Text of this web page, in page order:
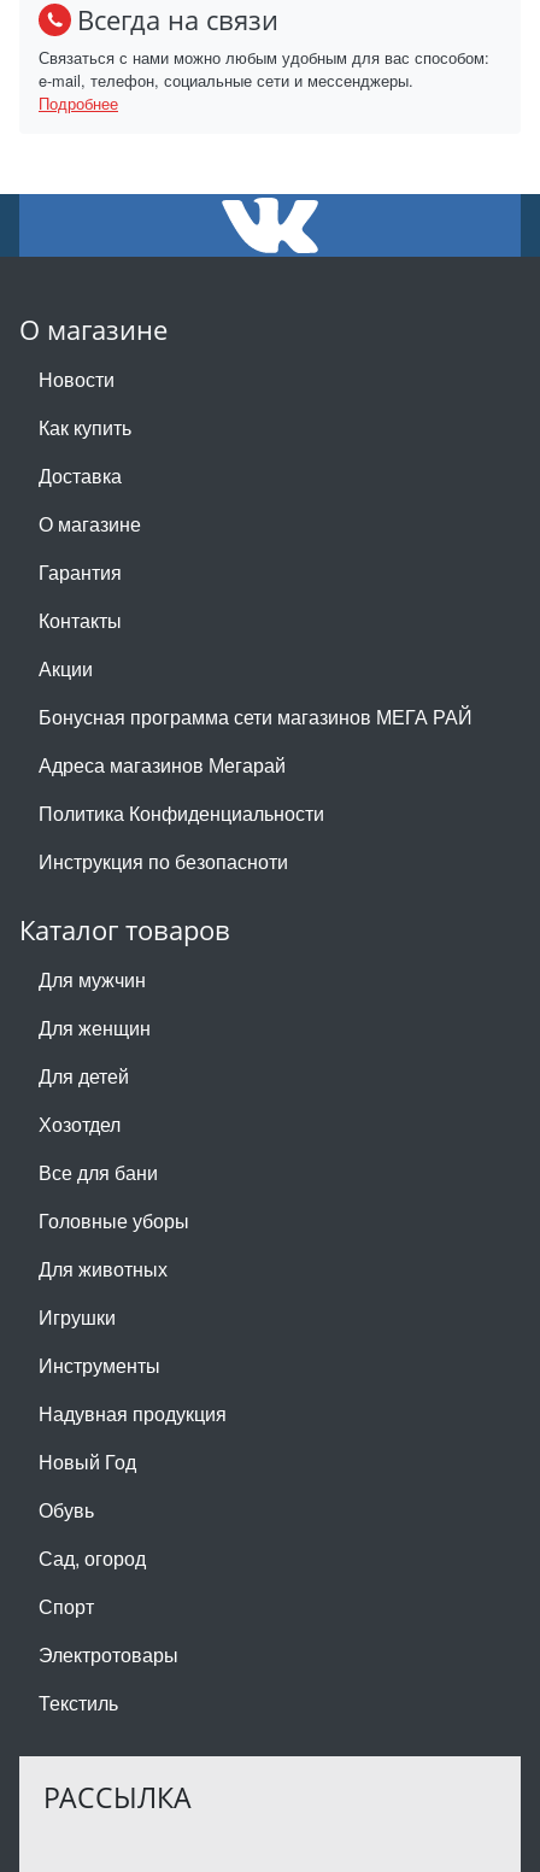
Всегда на связи
Связаться с нами можно любым удобным для вас способом:
e-mail, телефон, социальные сети и мессенджеры.
Подробнее
О магазине
Новости
Как купить
Доставка
О магазине
Гарантия
Контакты
Акции
Бонусная программа сети магазинов МЕГА РАЙ
Адреса магазинов Мегарай
Политика Конфиденциальности
Инструкция по безопасноти
Каталог товаров
Для мужчин
Для женщин
Для детей
Хозотдел
Все для бани
Головные уборы
Для животных
Игрушки
Инструменты
Надувная продукция
Новый Год
Обувь
Сад, огород
Спорт
Электротовары
Текстиль
РАССЫЛКА